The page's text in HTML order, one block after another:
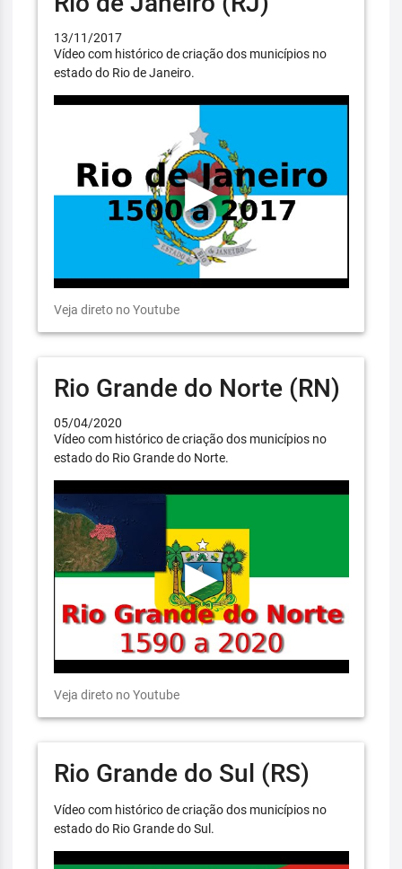
13/11/2017
Vídeo com histórico de criação dos municípios no
estado do Rio de Janeiro.
Veja direto no Youtube
Rio Grande do Norte (RN)
05/04/2020
Vídeo com histórico de criação dos municípios no
estado do Rio Grande do Norte.
Veja direto no Youtube
Rio Grande do Sul (RS)
Vídeo com histórico de criação dos municípios no
estado do Rio Grande do Sul.